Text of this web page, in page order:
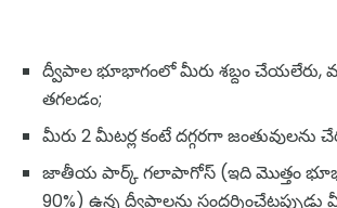
ద్వీపాల భూభాగంలో మీరు శబ్దం చేయలేరు,
తగలడం;
మీరు 2 మీటర్ల కంటే దగ్గరగా జంతువులను
జాతీయ పార్క్ గలాపాగోస్ (ఇది మొత్తం
90%) ఉన్న ద్వీపాలను సందర్శించేటప్పుడు